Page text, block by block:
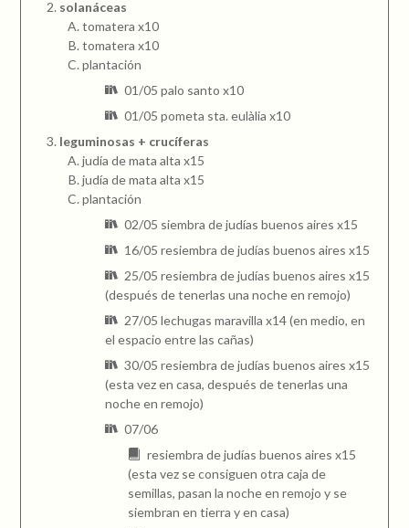
solanáceas
tomatera x10
tomatera x10
plantación
01/05 palo santo x10
01/05 pometa sta. eulàlia x10
leguminosas + crucíferas
judía de mata alta x15
judía de mata alta x15
plantación
02/05 siembra de judías buenos aires x15
16/05 resiembra de judías buenos aires x15
25/05 resiembra de judías buenos aires x15
(después de tenerlas una noche en remojo)
27/05 lechugas maravilla x14 (en medio, en
el espacio entre las cañas)
30/05 resiembra de judías buenos aires x15
(esta vez en casa, después de tenerlas una
noche en remojo)
07/06
resiembra de judías buenos aires x15
(esta vez se consiguen otra caja de
semillas, pasan la noche en remojo y se
siembran en tierra y en casa)